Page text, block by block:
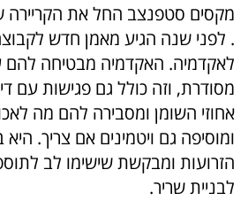
מקסים סטפנצב החל את הקריירה
. לפני שנה הגיע מאמן חדש
לאקדמיה. האקדמיה מבטיחה להם
מסודרת, וזה כולל גם פגישות עם
אחוזי השומן ומסבירה להם מה
ומוסיפה גם ויטמינים אם צריך.
הזרועות ומבקשת שישימו לב
לבניית שריר.